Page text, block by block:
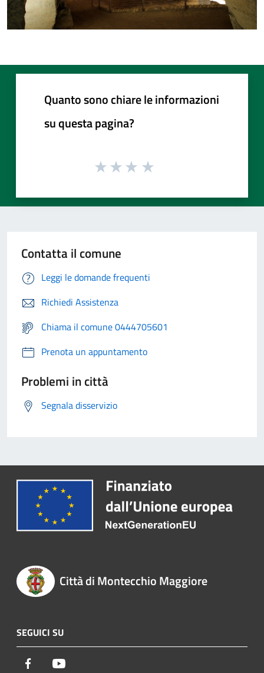
Quanto sono chiare le informazioni
su questa pagina?
Contatta il comune
Leggi le domande frequenti
Richiedi Assistenza
Chiama il comune 0444705601
Prenota un appuntamento
Problemi in città
Segnala disservizio
Città di Montecchio Maggiore
SEGUICI SU
Facebook